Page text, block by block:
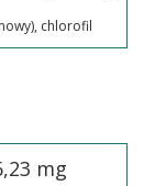
chlorofil
mg